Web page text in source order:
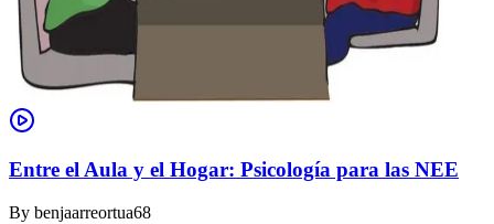
Entre el Aula y el Hogar: Psicología para las NEE
By benjaarreortua68